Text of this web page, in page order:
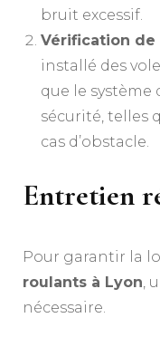
bruit excessif.
Vérification de
installé des
que le
sécurité, telles
cas d’obstacle.
Entretien
Pour garantir la
roulants à Lyon,
nécessaire.